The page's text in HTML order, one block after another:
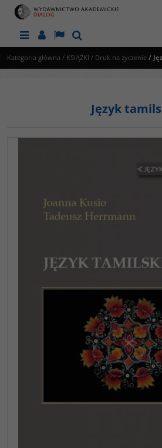
MenuPanelLangSzukaj
Kategoria główna / KSIĄŻKI / Druk na życzenie /
Język